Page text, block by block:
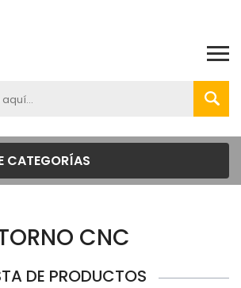
CATEGORÍAS
CNC
DE PRODUCTOS